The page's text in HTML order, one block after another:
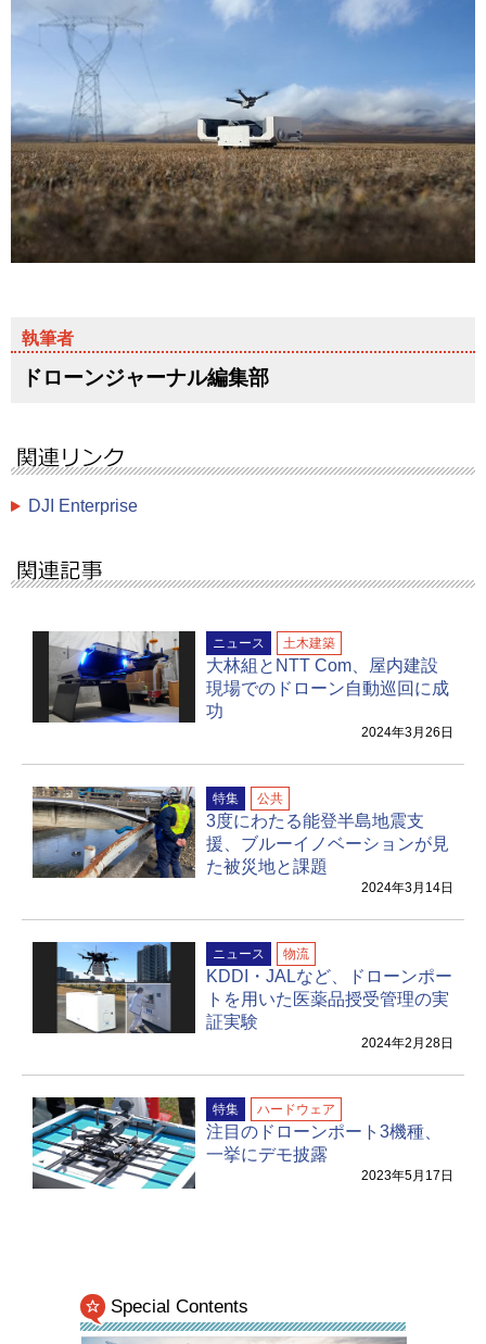
ドローンジャーナル編集部
DJI Enterprise
ニュース 土木建築
大林組とNTT Com、屋内建設
現場でのドローン自動巡回に成
功
2024年3月26日
特集 公共
3度にわたる能登半島地震支
援、ブルーイノベーションが見
た被災地と課題
2024年3月14日
ニュース 物流
KDDI・JALなど、ドローンポー
トを用いた医薬品授受管理の実
証実験
2024年2月28日
特集 ハードウェア
注目のドローンポート3機種、
一挙にデモ披露
2023年5月17日
Special Contents